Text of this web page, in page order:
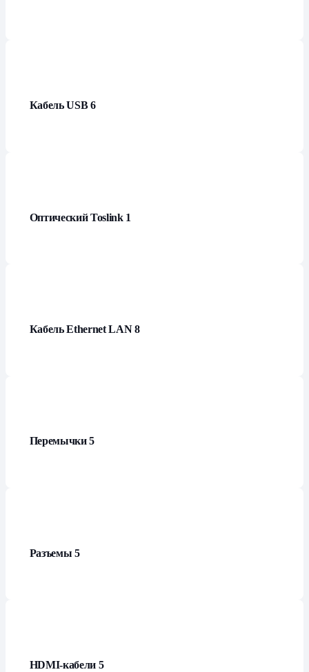
Кабель USB6
Оптический Toslink 1
Кабель Ethernet LAN8
Перемычки5
Разъемы 5
HDMI-кабели 5